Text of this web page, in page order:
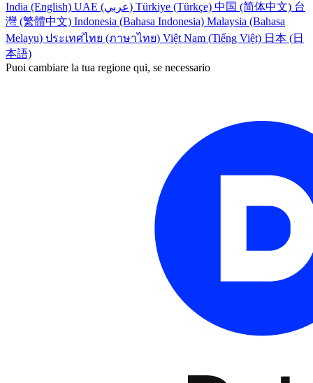
India (English)
UAE (عربي) Türkiye (Türkçe) 中国 (简体中文) 台
灣 (繁體中文) Indonesia (Bahasa Indonesia) Malaysia (Bahasa
Melayu) ประเทศไทย (ภาษาไทย) Việt Nam (Tiếng Việt) 日本 (日
本語)
Puoi cambiare la tua regione qui, se necessario